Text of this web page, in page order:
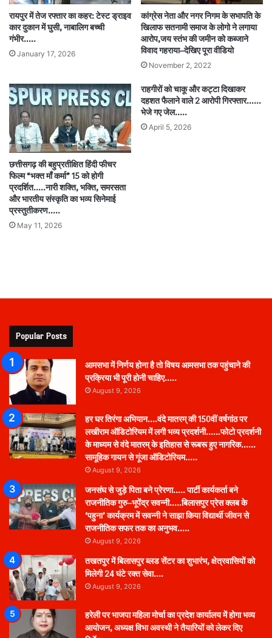
रायपुर में तेज रफ्तार का कहर: टेस्ट ड्राइव
कार दुकान में घुसी, नाबालिग बच्ची
गंभीर…..
January 17, 2026
कांग्रेस नेता और नगर निगम के सभापति के
खिलाफ सतनामी समाज के लोगो ने लगाया
आरोप,जय स्तंभ की जमीन को कब्जाने
विवाद गहराया–देखिए पूरा वीडियो
November 2, 2022
छत्तीसगढ़ की बहुप्रतीक्षित हिंदी फीचर
फिल्म “भक्त माँ कर्मा” 15 को होगी
प्रदर्शित…..नारी शक्ति, भक्ति, समरसता
और भारतीय संस्कृति का भव्य सिनेमाई
प्रस्तुतीकरण…..
May 11, 2026
राहगीरों को चाकू और कट्टा दिखाकर
दहशत फैलाने वाले 2 आरोपी गिरफ्तार……
भेजे गए जेल…..
April 5, 2026
Popular Posts
आमसभा में निर्णय होना है तो विषय आमसभा तक पहुंचाने की
प्रक्रिया भी पूरी होनी चाहिए…..
August 9, 2026
हर घर तिरंगा अभियान….वंदे मातरम् की 150वीं वर्षगांठ पर
लखीराम ऑडिटोरियम में लगी भव्य प्रदर्शनी……फोटो प्रदर्शनी
के माध्यम से वंदे मातरम् के इतिहास से रूबरू हुए नागरिक……
सामूहिक गायन से गूंजा ऑडिटोरियम…..
August 9, 2026
जनसंघ से जुड़े पिता बने प्रेरणा….. पार्टी कार्यकर्ता बने
राजनीतिक गुरु–भूपेंद्र सवन्नी…..बिलासपुर प्रेस क्लब के
‘पहुना’ कार्यक्रम में सवन्नी ने साझा किया विद्यार्थी जीवन से
राजनीतिक सफर तक का अनुभव…..
August 9, 2026
तखतपुर में बिलासपुर ब्लड सेंटर का शुभारंभ, क्षेत्रवासियों को
मिलेगी 24 घंटे रक्त सेवा….
August 9, 2026
हरेली पर भाजपा महिला मोर्चा का प्रदेश कार्यालय में होगा भव्य
आयोजन, अध्यक्ष विभा अवस्थी ने तैयारियों को लेकर दिए